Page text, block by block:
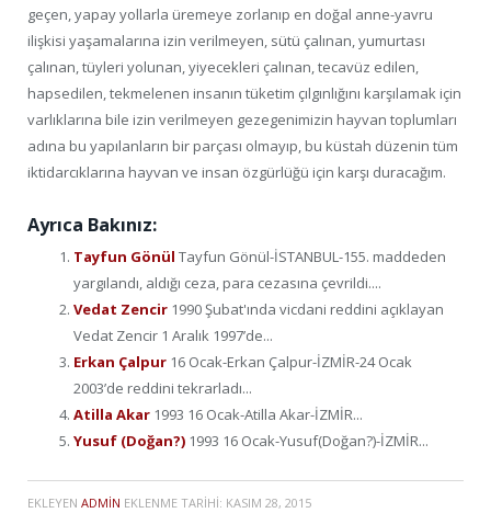
geçen, yapay yollarla üremeye zorlanıp en doğal anne-yavru
ilişkisi yaşamalarına izin verilmeyen, sütü çalınan, yumurtası
çalınan, tüyleri yolunan, yiyecekleri çalınan, tecavüz edilen,
hapsedilen, tekmelenen insanın tüketim çılgınlığını karşılamak için
varlıklarına bile izin verilmeyen gezegenimizin hayvan toplumları
adına bu yapılanların bir parçası olmayıp, bu küstah düzenin tüm
iktidarcıklarına hayvan ve insan özgürlüğü için karşı duracağım.
Ayrıca Bakınız:
Tayfun Gönül Tayfun Gönül-İSTANBUL-155. maddeden
yargılandı, aldığı ceza, para cezasına çevrildi....
Vedat Zencir 1990 Şubat'ında vicdani reddini açıklayan
Vedat Zencir 1 Aralık 1997’de...
Erkan Çalpur 16 Ocak-Erkan Çalpur-İZMİR-24 Ocak
2003’de reddini tekrarladı...
Atilla Akar 1993 16 Ocak-Atilla Akar-İZMİR...
Yusuf (Doğan?) 1993 16 Ocak-Yusuf(Doğan?)-İZMİR...
EKLEYEN ADMIN EKLENME TARIHI: KASIM 28, 2015